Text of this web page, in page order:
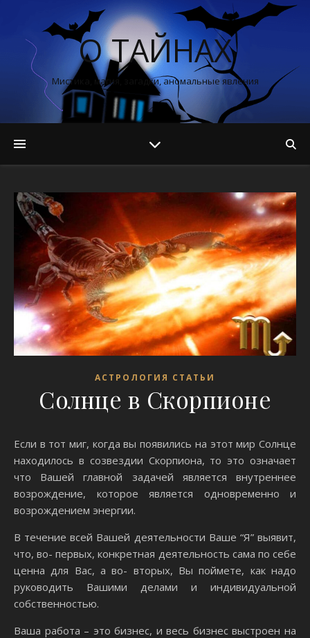
О ТАЙНАХ
Мистика, магия, загадки, аномальные явления
АСТРОЛОГИЯ СТАТЬИ
Солнце в Скорпионе
Если в тот миг, когда вы появились на этот мир Солнце
находилось в созвездии Скорпиона, то это означает
что Вашей главной задачей является внутреннее
возрождение, которое является одновременно и
возрождением энергии.
В течение всей Вашей деятельности Ваше “Я” выявит,
что, во- первых, конкретная деятельность сама по себе
ценна для Вас, а во- вторых, Вы поймете, как надо
руководить Вашими делами и индивидуальной
собственностью.
Ваша работа – это бизнес, и весь бизнес выстроен на